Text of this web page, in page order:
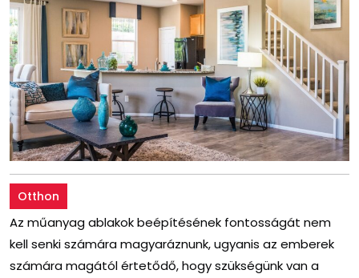
Otthon
Az műanyag ablakok beépítésének fontosságát nem
kell senki számára magyaráznunk, ugyanis az emberek
számára magától értetődő, hogy szükségünk van a